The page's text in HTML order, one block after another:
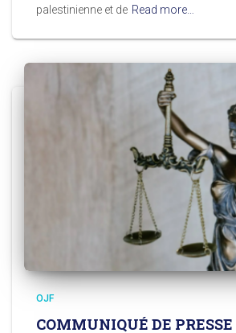
palestinienne et de Read more…
OJF
COMMUNIQUÉ DE